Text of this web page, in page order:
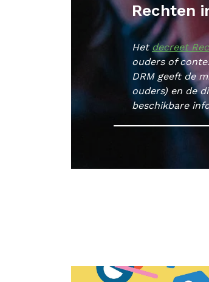
Rechten
Hetdecreet
ouders of
DRM geeft de
ouders) en de
beschikbare